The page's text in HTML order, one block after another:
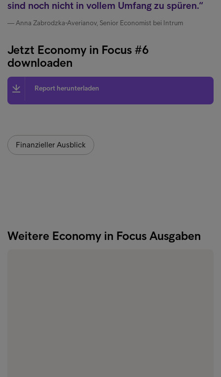
sind noch nicht in vollem Umfang zu spüren.
Anna Zabrodzka-Averianov, Senior Economist bei Intrum
Jetzt Economy in Focus #6
downloaden
Report herunterladen
Finanzieller Ausblick
Weitere Economy in Focus Ausgaben